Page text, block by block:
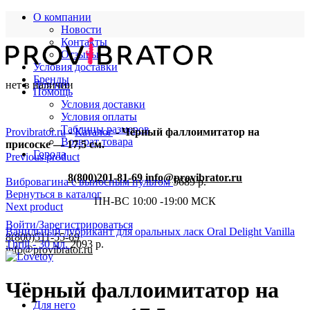
О компании
Новости
Контакты
Отзывы
Условия доставки
Бренды
Помощь
Условия доставки
Условия оплаты
Таблицы размеров
Возврат товара
Города
8(800)201-81-69 info@provibrator.ru
ПН-ВС 10:00 -19:00 МСК
Войти/Зарегистрироваться
8(800)511-55-69
info@provibrator.ru
Для нее
Для него
нет в наличии
Provibrator.ru-Каталог-Чёрный фаллоимитатор на
присоске — 17,5 см.
Previous product
Вибровагина с выносным пультом5689р.
Вернуться в каталог
Next product
Ванильный лубрикант для оральных ласк Oral Delight Vanilla
Thrill - 30 мл.2093 р.
Чёрный фаллоимитатор на